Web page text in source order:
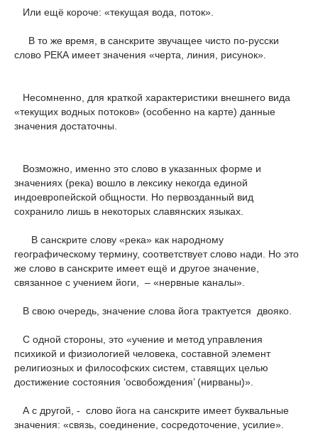
Или ещё короче: «текущая вода, поток».
В то же время, в санскрите звучащее чисто по-русски
слово РЕКА имеет значения «черта, линия, рисунок».
Несомненно, для краткой характеристики внешнего вида
«текущих водных потоков» (особенно на карте) данные
значения достаточны.
Возможно, именно это слово в указанных форме и
значениях (река) вошло в лексику некогда единой
индоевропейской общности. Но первозданный вид
сохранило лишь в некоторых славянских языках.
В санскрите слову «река» как народному
географическому термину, соответствует слово нади. Но это
же слово в санскрите имеет ещё и другое значение,
связанное с учением йоги, – «нервные каналы».
В свою очередь, значение слова йога трактуется двояко.
С одной стороны, это «учение и метод управления
психикой и физиологией человека, составной элемент
религиозных и философских систем, ставящих целью
достижение состояния ‘освобождения’ (нирваны)».
А с другой, - слово йога на санскрите имеет буквальные
значения: «связь, соединение, сосредоточение, усилие».